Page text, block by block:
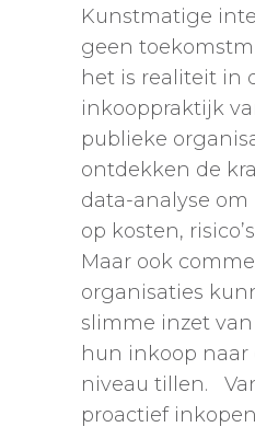
Kunstmatige
geen
het is realiteit in
inkooppraktijk
publieke
ontdekken de
data-analyse
op kosten,
Maar ook
organisaties
slimme inzet
hun inkoop naar
niveau tillen.
proactief